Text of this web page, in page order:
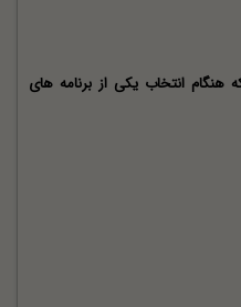
انتخاب یکی از برنامه های